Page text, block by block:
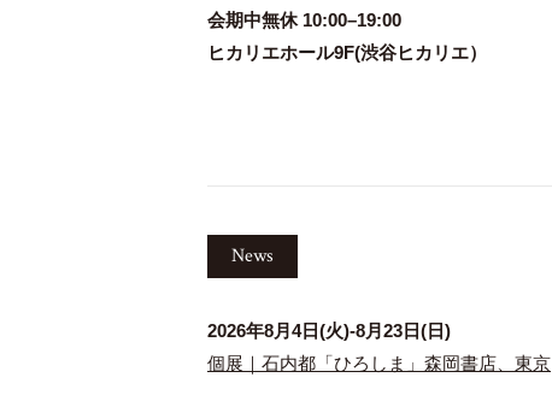
会期中無休 10:00–19:00
ヒカリエホール9F(渋谷ヒカリエ）
News
2026年8月4日(火)-8月23日(日)
個展｜石内都「ひろしま」森岡書店、東京